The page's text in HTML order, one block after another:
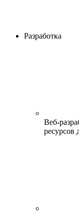
Разработка
Веб-
ресурсов